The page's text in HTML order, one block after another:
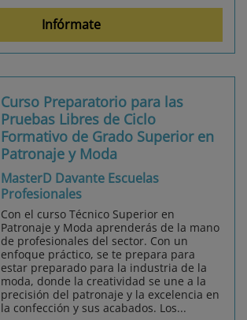
Infórmate
Curso Preparatorio para las
Pruebas Libres de Ciclo
Formativo de Grado Superior en
Patronaje y Moda
MasterD Davante Escuelas
Profesionales
Con el curso Técnico Superior en
Patronaje y Moda aprenderás de la mano
de profesionales del sector. Con un
enfoque práctico, se te prepara para
estar preparado para la industria de la
moda, donde la creatividad se une a la
precisión del patronaje y la excelencia en
la confección y sus acabados. Los...